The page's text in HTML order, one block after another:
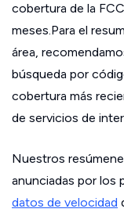
cobertura de la
meses.Para el
área,
búsqueda por
cobertura más
de servicios de
Nuestros
anunciadas por los
datos de velocidad